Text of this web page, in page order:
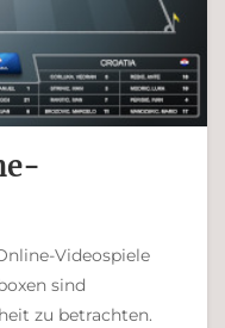
Videospiele
sind
zu betrachten.